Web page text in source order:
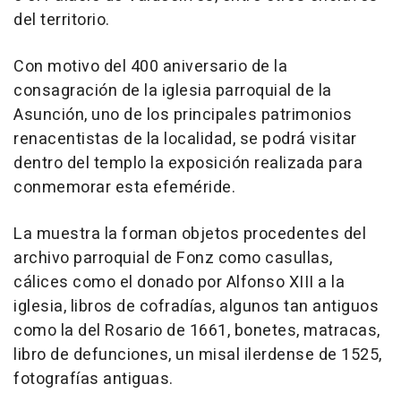
del territorio.
Con motivo del 400 aniversario de la
consagración de la iglesia parroquial de la
Asunción, uno de los principales patrimonios
renacentistas de la localidad, se podrá visitar
dentro del templo la exposición realizada para
conmemorar esta efeméride.
La muestra la forman objetos procedentes del
archivo parroquial de Fonz como casullas,
cálices como el donado por Alfonso XIII a la
iglesia, libros de cofradías, algunos tan antiguos
como la del Rosario de 1661, bonetes, matracas,
libro de defunciones, un misal ilerdense de 1525,
fotografías antiguas.